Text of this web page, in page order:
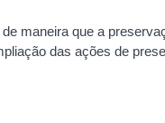
maneira que a
das ações de